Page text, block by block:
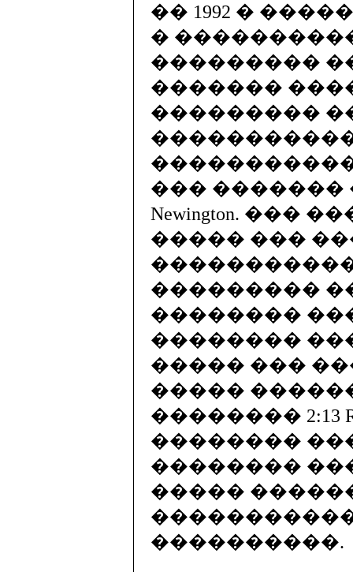
�� 1992 �
� �����������
��������� ��
�������
���������
��� �������
Newington. ���
����� ���
�����������
���������
��������
��������
����� ���
�����
�������� 2:13
��������
��������
�����
����������.